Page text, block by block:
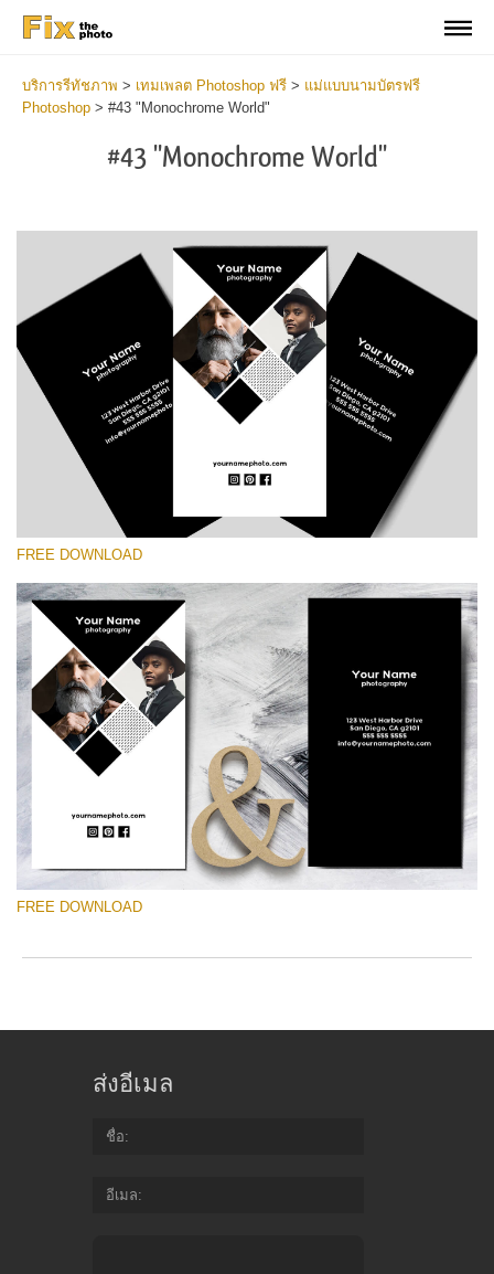
บริการรีทัชภาพ > เทมเพลต Photoshop ฟรี > แม่แบบนามบัตรฟรี
Photoshop > #43 "Monochrome World"
#43 "Monochrome World"
โปรดเลือก
Free Template #43
Marketing Templates Photography
ดาวน์โหลดฟรี
FREE DOWNLOAD
FREE DOWNLOAD
ส่งอีเมล
ชื่อ
อีเมล